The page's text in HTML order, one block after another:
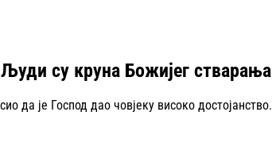
су круна Божијег стварања
да је Господ дао човјеку високо достојанство.